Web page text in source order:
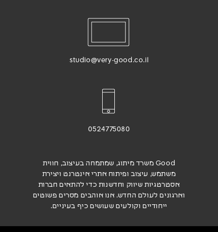
studio@very-good.co.il
0524775080
Good משרד מיתוג, שמתמחה בעיצוב, חווית
משתמש, עיצוב ופיתוח אתרי אינטרנט ויצירת
אסטרטגיות שיווק וחדשנות כדי להתאים חברות
וארגונים לעולם החדש. אנו אוהבים מסרים פשוטים
ייחודיים וקולעים שעושים כיף בעיניים.